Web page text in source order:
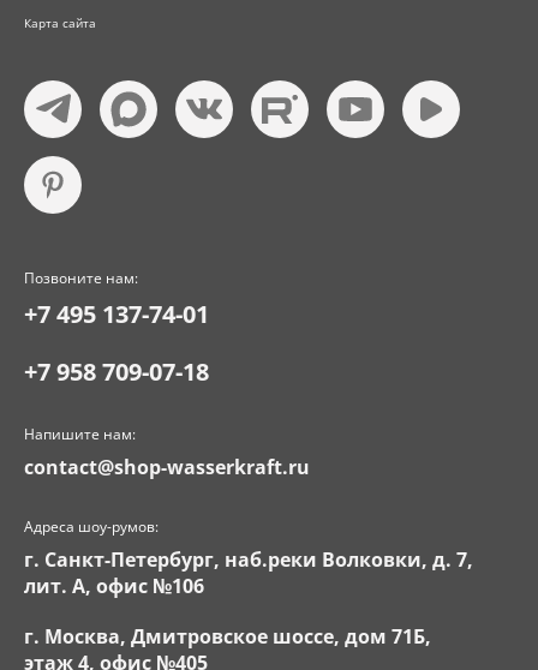
Карта сайта
Позвоните нам:
+7 495 137-74-01
+7 958 709-07-18
Напишите нам:
contact@shop-wasserkraft.ru
Адреса шоу-румов:
г. Санкт-Петербург, наб.реки Волковки, д. 7,
лит. А, офис №106
г. Москва, Дмитровское шоссе, дом 71Б,
этаж 4, офис №405